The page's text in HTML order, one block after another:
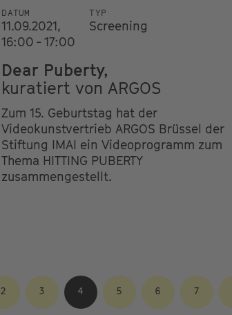
DATUM
11.09.2021,
16:00 - 17:00
TYP
Screening
Dear Puberty,
kuratiert von ARGOS
Zum 15. Geburtstag hat der
Videokunstvertrieb ARGOS Brüssel der
Stiftung IMAI ein Videoprogramm zum
Thema HITTING PUBERTY
zusammengestellt.
SEITE
2 SEITE
3
AKTUELLE
SEITE
4 SEITE
5 SEITE
6 SEITE
7